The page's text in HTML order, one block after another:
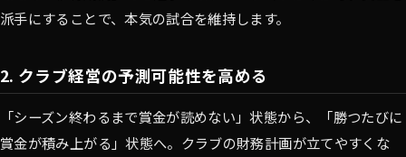
派手にすることで、本気の試合を維持します。
2. クラブ経営の予測可能性を高める
「シーズン終わるまで賞金が読めない」状態から、「勝つたびに
賞金が積み上がる」状態へ。クラブの財務計画が立てやすくな